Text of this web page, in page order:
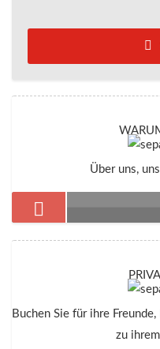
Über uns,
Buchen Sie für ihre
zu